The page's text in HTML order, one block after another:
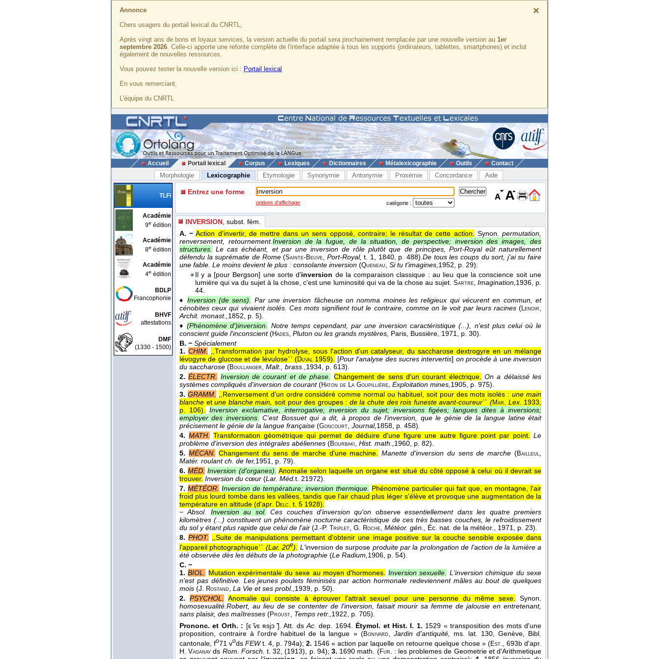
×
Annonce
Chers usagers du portail lexical du CNRTL,
Après vingt ans de bons et loyaux services, la version actuelle du portail sera prochainement remplacée par une nouvelle version au 1er
septembre 2026. Celle-ci apporte une refonte complète de l'interface adaptée à tous les supports (ordinateurs, tablettes, smartphones) et inclut
également de nouvelles ressources.
Vous pouvez tester la nouvelle version ici : Portail lexical
En vous remerciant,
L'équipe du CNRTL
Accueil Portail lexical Corpus Lexiques Dictionnaires Métalexicographie Outils Contact
Morphologie Lexicographie Etymologie Synonymie Antonymie Proxémie Concordance Aide
TLFi
Académie
9e édition
Académie
8e édition
Académie
4e édition
BDLP
Francophonie
BHVF
attestations
DMF
(1330 - 1500)
Entrez une forme
options d'affichage catégorie :
INVERSION , subst. fém.
A. − Action d'invertir, de mettre dans un sens opposé, contraire; le résultat de cette action. Synon.permutation,
renversement, retournement.Inversion de la fugue, de la situation, de perspective; inversion des images, des
structures. Le cas échéant, et par une inversion de rôle plutôt que de principes, Port-Royal eût naturellement
défendu la suprématie de Rome(Sainte- Beuve, Port-Royal,t. 1, 1840, p. 488).De tous les coups du sort, j'ai su faire
une fable. Le moins devient le plus : consolante inversion (Queneau, Si tu t'imagines,1952, p. 29):
Il y a [pour Bergson] une sorte d'inversion de la comparaison classique : au lieu que la conscience soit une
lumière qui va du sujet à la chose, c'est une luminosité qui va de la chose au sujet. Sartre, Imagination,1936, p.
44.
♦ Inversion (de sens). Par une inversion fâcheuse on nomma moines les religieux qui vécurent en commun, et
cénobites ceux qui vivaient isolés. Ces mots signifient tout le contraire, comme on le voit par leurs racines (Lenoir,
Archit. monast.,1852, p. 5).
♦(Phénomène d')inversion. Notre temps cependant, par une inversion caractéristique (...), n'est plus celui où le
conscient guide l'inconscient(Hades, Pluton ou les grands mystères, Paris, Bussière, 1971, p. 30).
B. − Spécialement
1. CHIM. ,,Transformation par hydrolyse, sous l'action d'un catalyseur, du saccharose dextrogyre en un mélange
lévogyre de glucose et de lévulose`` (Duval 1959). [Pour l'analyse des sucres intervertis] on procède à une inversion
du saccharose (Boullanger, Malt., brass.,1934, p. 613).
2. ÉLECTR. Inversion de courant et de phase. Changement de sens d'un courant électrique. On a délaissé les
systèmes compliqués d'inversion de courant(Haton de La Goupillière, Exploitation mines,1905, p. 975).
3. GRAMM. ,,Renversement d'un ordre considéré comme normal ou habituel, soit pour des mots isolés :une main
blanche etune blanche main, soit pour des groupes : de la chute des rois funeste avant-coureur`` (Mar. Lex. 1933,
p. 106). Inversion exclamative, interrogative; inversion du sujet; inversions figées; langues dites à inversions;
employer des inversions. C'est Bossuet qui a dit, à propos de l'inversion, que le génie de la langue latine était
précisement le génie de la langue française (Goncourt, Journal,1858, p. 458).
4. MATH. Transformation géométrique qui permet de déduire d'une figure une autre figure point par point. Le
problème d'inversion des intégrales abéliennes (Bourbaki, Hist. math.,1960, p. 82).
5. MÉCAN. Changement du sens de marche d'une machine. Manette d'inversion du sens de marche(Bailleul,
Matér. roulant ch. de fer,1951, p. 79).
6. MÉD. Inversion (d'organes). Anomalie selon laquelle un organe est situé du côté opposé à celui où il devrait se
trouver. Inversion du cœur (Lar. Méd.t. 21972).
7. MÉTÉOR. Inversion de température; inversion thermique. Phénomène particulier qui fait que, en montagne, l'air
froid plus lourd tombe dans les vallées, tandis que l'air chaud plus léger s'élève et provoque une augmentation de la
température en altitude (d'apr. Delc. t. 5 1928).
−Absol. Inversion au sol.
Ces couches d'inversion qu'on observe essentiellement dans les quatre premiers
kilomètres (...) constituent un phénomène nocturne caractéristique de ces très basses couches, le refroidissement
du sol y étant plus rapide que celui de l'air (J.-P. Triplet, G. Roche, Météor. gén., Éc. nat. de la météor., 1971, p. 23).
8. PHOT. ,,Suite de manipulations permettant d'obtenir une image positive sur la couche sensible exposée dans
l'appareil photographique`` (Lar. 20e). L'inversion de surpose produite par la prolongation de l'action de la lumière a
été observée dès les débuts de la photographie (Le Radium, 1906 , p. 54).
C. −
1. BIOL. Mutation expérimentale du sexe au moyen d'hormones. Inversion sexuelle.
L'inversion chimique du sexe
n'est pas définitive. Les jeunes poulets féminisés par action hormonale redeviennent mâles au bout de quelques
mois (J. Rostand La Vie et ses probl., 1939 , p. 50).
2.
PSYCHOL. Anomalie qui consiste à éprouver l'attrait sexuel pour une personne du même sexe.
Synon.
homosexualité. Robert, au lieu de se contenter de l'inversion, faisait mourir sa femme de jalousie en entretenant,
sans plaisir, des maîtresses (Proust Temps retr., 1922 , p. 705).
Prononc. et Orth. : [ε ̃vε ʀsjɔ ̃]. Att. ds Ac.dep. 1694. Étymol. et Hist. I. 1. 1529 « transposition des mots d'une
proposition, contraire à l'ordre habituel de la langue » (Bonivard Jardin d'antiquité, ms. lat. 130, Genève, Bibl.
cantonale, fo71 vods FEWt. 4, p. 794a); 2. 1546 « action par laquelle on retourne quelque chose » (Est ., 693b d'apr.
H.Vaganay ds Rom. Forsch.t. 32, (1913), p. 94);3. 1690 math. (Fur
. : les problemes de Geometrie et d'Arithmetique